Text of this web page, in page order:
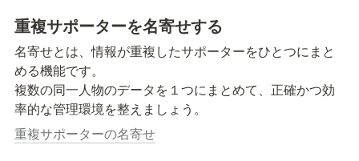
重複サポーターを名寄せする
名寄せとは、情報が重複したサポーターをひとつにまと
める機能です。
複数の同一人物のデータを１つにまとめて、正確かつ効
率的な管理環境を整えましょう。
重複サポーターの名寄せ